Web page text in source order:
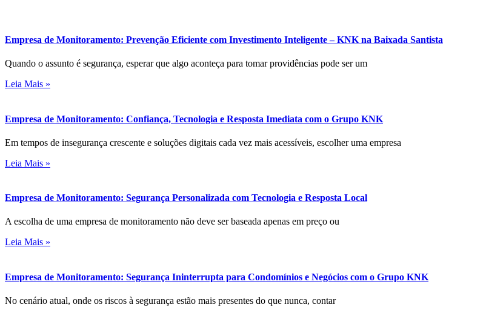
Empresa de Monitoramento: Prevenção Eficiente com Investimento Inteligente – KNK na Baixada Santista
Quando o assunto é segurança, esperar que algo aconteça para tomar providências pode ser um
Leia Mais »
Empresa de Monitoramento: Confiança, Tecnologia e Resposta Imediata com o Grupo KNK
Em tempos de insegurança crescente e soluções digitais cada vez mais acessíveis, escolher uma empresa
Leia Mais »
Empresa de Monitoramento: Segurança Personalizada com Tecnologia e Resposta Local
A escolha de uma empresa de monitoramento não deve ser baseada apenas em preço ou
Leia Mais »
Empresa de Monitoramento: Segurança Ininterrupta para Condomínios e Negócios com o Grupo KNK
No cenário atual, onde os riscos à segurança estão mais presentes do que nunca, contar